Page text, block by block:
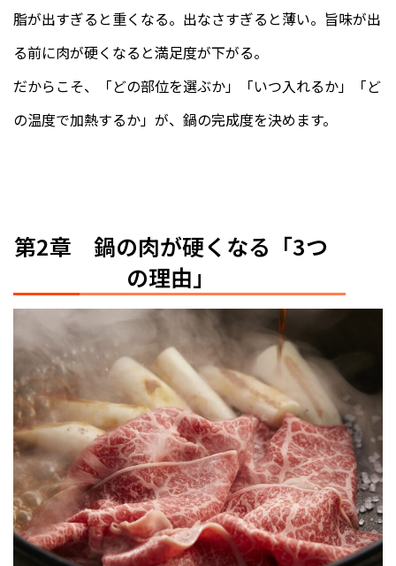
脂が出すぎると重くなる。出なさすぎると薄い。旨味が出
る前に肉が硬くなると満足度が下がる。
だからこそ、「どの部位を選ぶか」「いつ入れるか」「ど
の温度で加熱するか」が、鍋の完成度を決めます。
第2章 鍋の肉が硬くなる「3つ
の理由」